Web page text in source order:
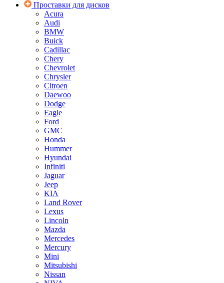
Проставки для дисков
Acura
Audi
BMW
Buick
Cadillac
Chery
Chevrolet
Chrysler
Citroen
Daewoo
Dodge
Eagle
Ford
GMC
Honda
Hummer
Hyundai
Infiniti
Jaguar
Jeep
KIA
Land Rover
Lexus
Lincoln
Mazda
Mercedes
Mercury
Mini
Mitsubishi
Nissan